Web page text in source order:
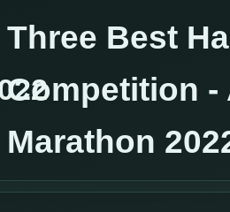
Three Best
Competition -
Marathon